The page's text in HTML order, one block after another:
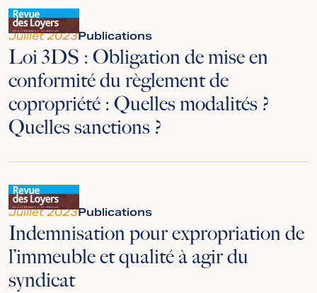
Juillet 2023Publications
Loi 3DS : Obligation de mise en
conformité du règlement de
copropriété : Quelles modalités ?
Quelles sanctions ?
Juillet 2023Publications
Indemnisation pour expropriation de
l’immeuble et qualité à agir du
syndicat